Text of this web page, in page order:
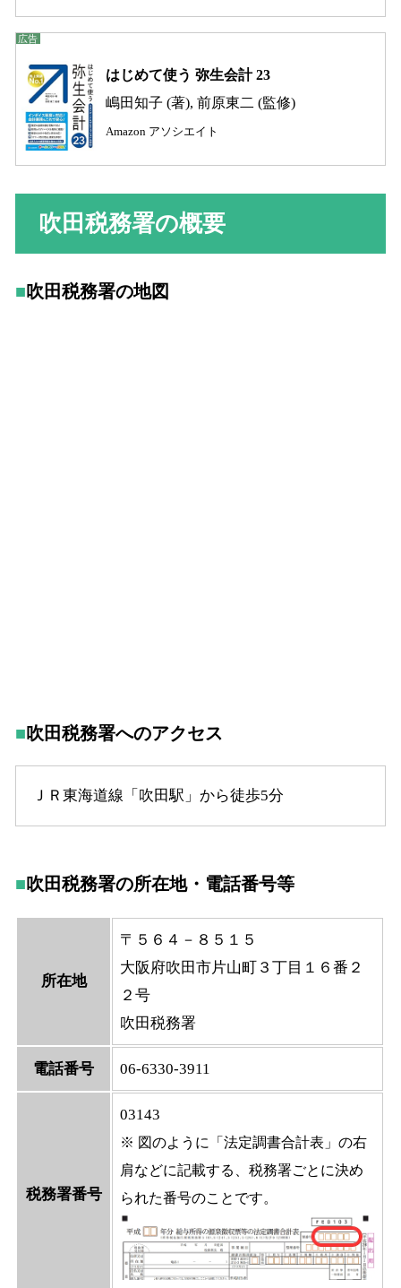
はじめて使う 弥生会計 23
嶋田知子 (著), 前原東二 (監修)
Amazon アソシエイト
吹田税務署の概要
吹田税務署の地図
吹田税務署へのアクセス
ＪＲ東海道線「吹田駅」から徒歩5分
吹田税務署の所在地・電話番号等
所在地
〒５６４－８５１５
大阪府吹田市片山町３丁目１６番２
２号
吹田税務署
電話番号 06-6330-3911
税務署番号
03143
※ 図のように「法定調書合計表」の右
肩などに記載する、税務署ごとに決め
られた番号のことです。